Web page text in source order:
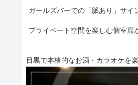
ガールズバーでの「脈あり」サイ
プライベート空間を楽しむ個室席
目黒で本格的なお酒・カラオケを